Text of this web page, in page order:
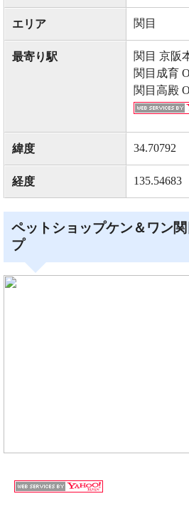
エリア 関目
最寄り駅
関目 京阪
関目成育
関目高殿
緯度 34.70792
経度 135.54683
ペットショップケン＆ワン
プ